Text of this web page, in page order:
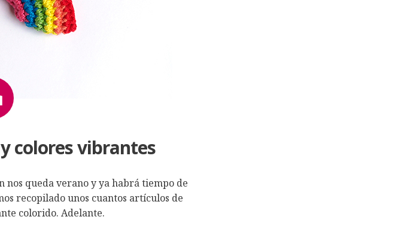
colores vibrantes
nos queda verano y ya habrá tiempo de
recopilado unos cuantos artículos de
colorido. Adelante.